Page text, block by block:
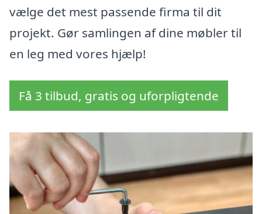
vælge det mest passende firma til dit
projekt. Gør samlingen af dine møbler til
en leg med vores hjælp!
Få 3 tilbud, gratis og uforpligtende